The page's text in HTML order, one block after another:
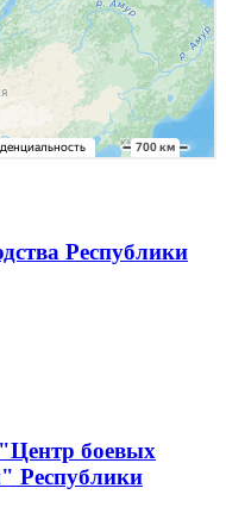
Республики
боевых
Республики